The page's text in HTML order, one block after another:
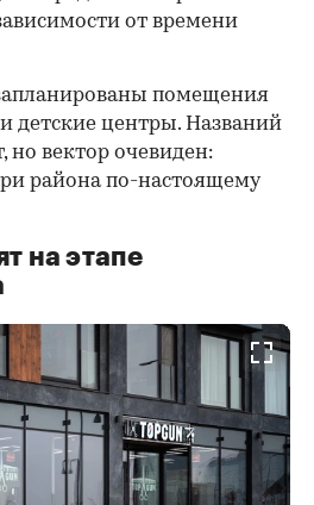
от времени
помещения
детские центры. Названий
но вектор очевиден:
района по-настоящему
на этапе